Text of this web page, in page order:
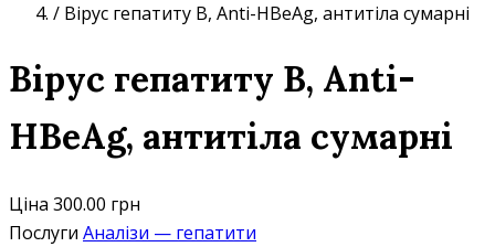
/ Вірус гепатиту B, Anti-HBeAg, антитіла сумарні
Вірус гепатиту B, Anti-
HBeAg, антитіла сумарні
Ціна 300.00 грн
Послуги Аналізи — гепатити